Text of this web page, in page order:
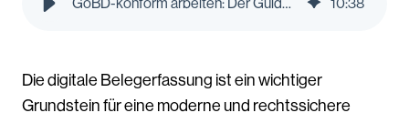
Die digitale Belegerfassung ist ein wichtiger
Grundstein für eine moderne und rechtssichere